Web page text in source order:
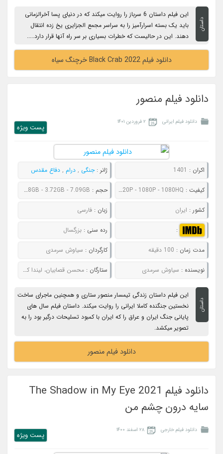
داستان
این فیلم داستان 6 سرباز را روایت میکند که در دنیای پسا آخرالزمانی
باید یک بسته اسرارآمیز را به سراسر مجمع الجزایری یخ زده انتقال
دهند. این در حالیست که خطرات بسیاری بر سر راه آنها قرار دارد.....
دانلود فیلم Black Crab 2022 خرچنگ سیاه
دانلود فیلم منصور
دانلود فیلم ایرانی ۲ فروردین ۱۴۰۱
پست ويژه
اکران : 1401 ژانر :جنگی , درام , دفاع مقدس
کیفیت : 480P - 720P - 1080P - 1080HQ حجم : 750MB - 1.01GB - 1.78GB - 3.72GB - 7.09GB
کشور : ایران زبان : فارسی
: رده سنی : بزرگسال
مدت زمان : 100 دقیقه کارگردان : سیاوش سرمدی
نویسنده : سیاوش سرمدی ستارگان : محسن قصابیان، لیندا کیانی، مهدی کوشکی، حمیدرضا نعیمی
داستان
این فیلم داستان زندگی تیمسار منصور ستاری و همچنین ماجرای ساخت
نخستین جنگنده کاملا ایرانی را روایت میکند. داستان فیلم سال های
پایانی جنگ ایران و عراق را که ایران با کمبود تسلیحات درگیر بود را به
تصویر میکشد.
دانلود فیلم منصور
دانلود فیلم The Shadow in My Eye 2021
سایه درون چشم من
دانلود فیلم خارجی ۲۸ اسفند ۱۴۰۰
پست ويژه